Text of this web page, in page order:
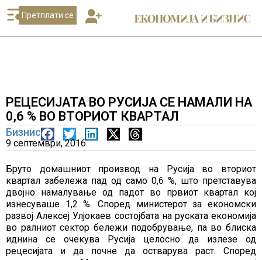
Претплати се
РЕЦЕСИЈАТА ВО РУСИЈА СЕ НАМАЛИ НА
0,6 % ВО ВТОРИОТ КВАРТАЛ
Бизнис
9 септември, 2016
Бруто домашниот производ на Русија во вториот
квартал забележа пад од само 0,6 %, што претставува
двојно намалување од падот во првиот квартал кој
изнесуваше 1,2 %. Според министерот за економски
развој Алексеј Улјокаев состојбата на руската економија
во ралниот сектор бележи подобрување, па во блиска
иднина се очекува Русија целосно да излезе од
рецесијата и да почне да остварува раст. Според